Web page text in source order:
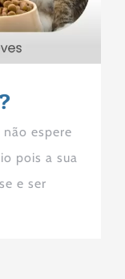
espere
pois a sua
e ser